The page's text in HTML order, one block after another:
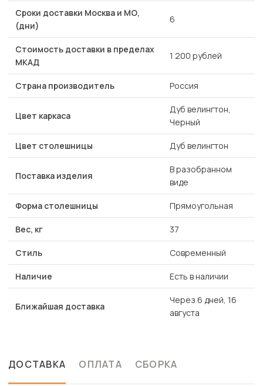
Сроки доставки Москва и МО,
(дни)
6
Стоимость доставки в пределах
МКАД
1 200 рублей
Страна производитель Россия
Цвет каркаса
Дуб велингтон,
Черный
Цвет столешницы Дуб велингтон
Поставка изделия
В разобранном
виде
Форма столешницы Прямоугольная
Вес, кг 37
Стиль Современный
Наличие Есть в наличии
Ближайшая доставка
Через 6 дней, 16
августа
ДОСТАВКА ОПЛАТА СБОРКА